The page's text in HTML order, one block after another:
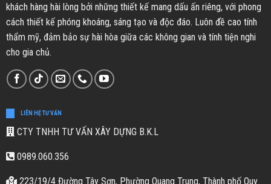
khách hàng hài lòng bởi những thiết kế mang dấu ấn riêng, với phong
cách thiết kế phóng khoáng, sáng tạo và độc đáo. Luôn đề cao tính
thẩm mỹ, đảm bảo sự hài hòa giữa các không gian và tính tiện nghi
cho gia chủ.
LIÊN HỆ TƯ VẤN
CTY TNHH TƯ VẤN XÂY DỰNG B.K.L
0989.060.356
223/19/4 Đường Tây Sơn, Phường Quang Trung, Thành phố Quy